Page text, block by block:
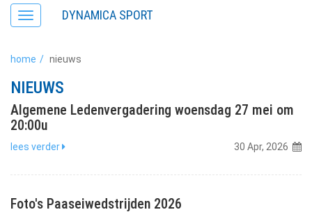
Toggle
navigation
DYNAMICA SPORT
home nieuws
NIEUWS
Algemene Ledenvergadering woensdag 27 mei om
20:00u
lees verder 30 Apr, 2026
Foto's Paaseiwedstrijden 2026